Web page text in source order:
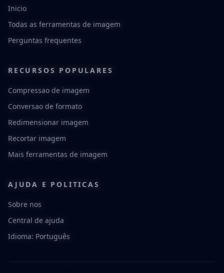
Inicio
Todas as ferramentas de imagem
Perguntas frequentes
RECURSOS POPULARES
Compressao de imagem
Conversao de formato
Redimensionar imagem
Recortar imagem
Mais ferramentas de imagem
AJUDA E POLITICAS
Sobre nos
Central de ajuda
Idioma: Português